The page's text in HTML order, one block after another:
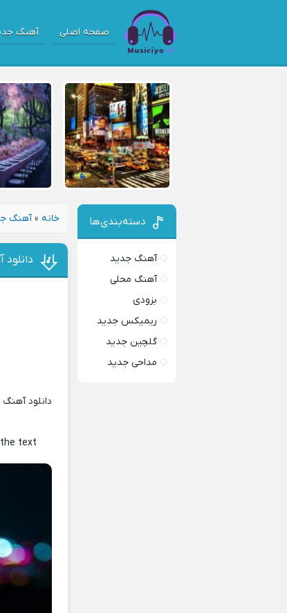
صفحه اصلی آهنگ
خانه »آهنگ
دانلود
text
دسته‌بندی‌ها
آهنگ جدید
آهنگ محلی
بزودی
ریمیکس جدید
گلچین جدید
مداحی جدید